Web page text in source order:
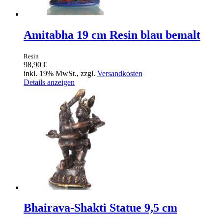
Amitabha 19 cm Resin blau bemalt
Resin
98,90 €
inkl. 19% MwSt., zzgl. Versandkosten
Details anzeigen
Bhairava-Shakti Statue 9,5 cm